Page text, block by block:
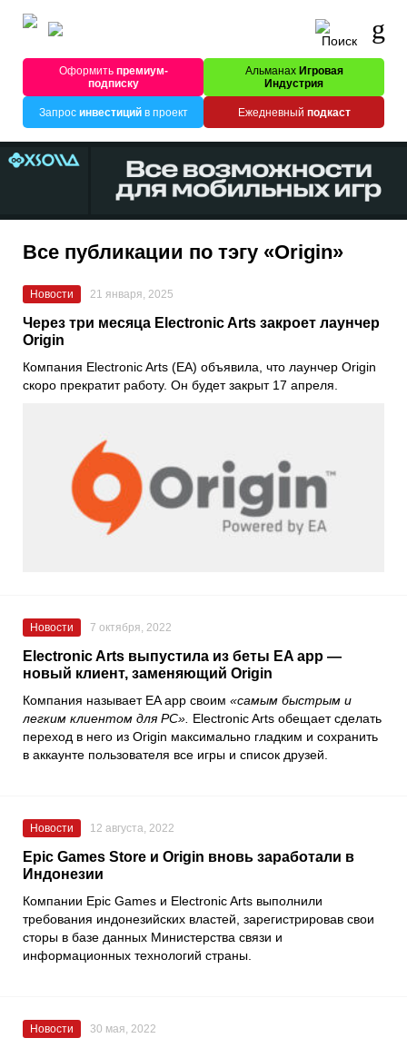
Оформитьпремиум-
подписку
Альманах Игровая
Индустрия
Запрос инвестицийв проект Ежедневный подкаст
Все публикации по тэгу «Origin»
Новости 21 января, 2025
Через три месяца Electronic Arts закроет лаунчер
Origin
Компания Electronic Arts (EA) объявила, что лаунчер Origin
скоро прекратит работу. Он будет закрыт 17 апреля.
Новости 7 октября, 2022
Electronic Arts выпустила из беты EA app —
новый клиент, заменяющий Origin
Компания называет EA app своим «самым быстрым и
легким клиентом для PC». Electronic Arts обещает сделать
переход в него из Origin максимально гладким и сохранить
в аккаунте пользователя все игры и список друзей.
Новости 12 августа, 2022
Epic Games Store и Origin вновь заработали в
Индонезии
Компании Epic Games и Electronic Arts выполнили
требования индонезийских властей, зарегистрировав свои
сторы в базе данных Министерства связи и
информационных технологий страны.
Новости 30 мая, 2022